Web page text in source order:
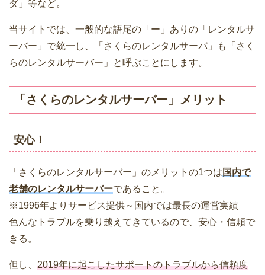
ダ」等など。
当サイトでは、一般的な語尾の「ー」ありの「レンタルサ
ーバー」で統一し、「さくらのレンタルサーバ」も「さく
らのレンタルサーバー」と呼ぶことにします。
「さくらのレンタルサーバー」メリット
安心！
「さくらのレンタルサーバー」のメリットの1つは 国内で
老舗のレンタルサーバーであること。
※1996年よりサービス提供～国内では最長の運営実績
色んなトラブルを乗り越えてきているので、安心・信頼で
きる。
但し、 2019年に起こしたサポートのトラブルから信頼度